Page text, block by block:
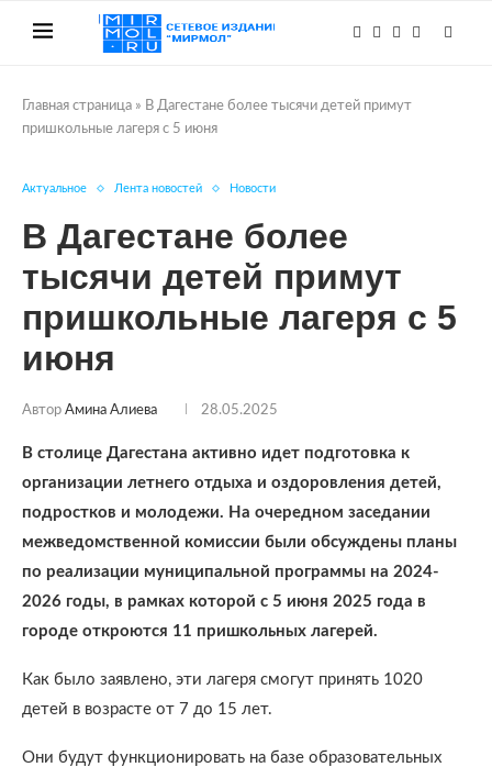
Главная страница » В Дагестане более тысячи детей примут
пришкольные лагеря с 5 июня
Актуальное Лента новостей Новости
В Дагестане более
тысячи детей примут
пришкольные лагеря с 5
июня
Автор Амина Алиева 28.05.2025
В столице Дагестана активно идет подготовка к
организации летнего отдыха и оздоровления детей,
подростков и молодежи. На очередном заседании
межведомственной комиссии были обсуждены планы
по реализации муниципальной программы на 2024-
2026 годы, в рамках которой с 5 июня 2025 года в
городе откроются 11 пришкольных лагерей.
Как было заявлено, эти лагеря смогут принять 1020
детей в возрасте от 7 до 15 лет.
Они будут функционировать на базе образовательных